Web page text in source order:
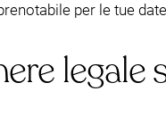
per le tue
legale